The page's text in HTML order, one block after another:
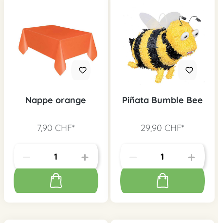
Nappe orange
7,90 CHF*
Piñata Bumble Bee
29,90 CHF*